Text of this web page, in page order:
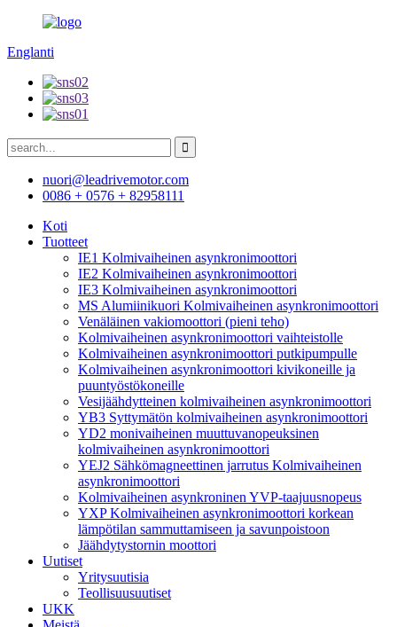
Englanti
nuori@leadrivemotor.com
0086 + 0576 + 82958111
Koti
Tuotteet
IE1 Kolmivaiheinen asynkronimoottori
IE2 Kolmivaiheinen asynkronimoottori
IE3 Kolmivaiheinen asynkronimoottori
MS Alumiinikuori Kolmivaiheinen asynkronimoottori
Venäläinen vakiomoottori (pieni teho)
Kolmivaiheinen asynkronimoottori vaihteistolle
Kolmivaiheinen asynkronimoottori putkipumpulle
Kolmivaiheinen asynkronimoottori kivikoneille ja
puuntyöstökoneille
Vesijäähdytteinen kolmivaiheinen asynkronimoottori
YB3 Syttymätön kolmivaiheinen asynkronimoottori
YD2 monivaiheinen muuttuvanopeuksinen
kolmivaiheinen asynkronimoottori
YEJ2 Sähkömagneettinen jarrutus Kolmivaiheinen
asynkronimoottori
Kolmivaiheinen asynkroninen YVP-taajuusnopeus
YXP Kolmivaiheinen asynkronimoottori korkean
lämpötilan sammuttamiseen ja savunpoistoon
Jäähdytystornin moottori
Uutiset
Yritysuutisia
Teollisuusuutiset
UKK